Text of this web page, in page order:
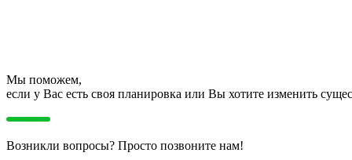
Мы поможем,
если у Вас есть своя планировка или Вы хотите изменить
Возникли вопросы? Просто позвоните нам!